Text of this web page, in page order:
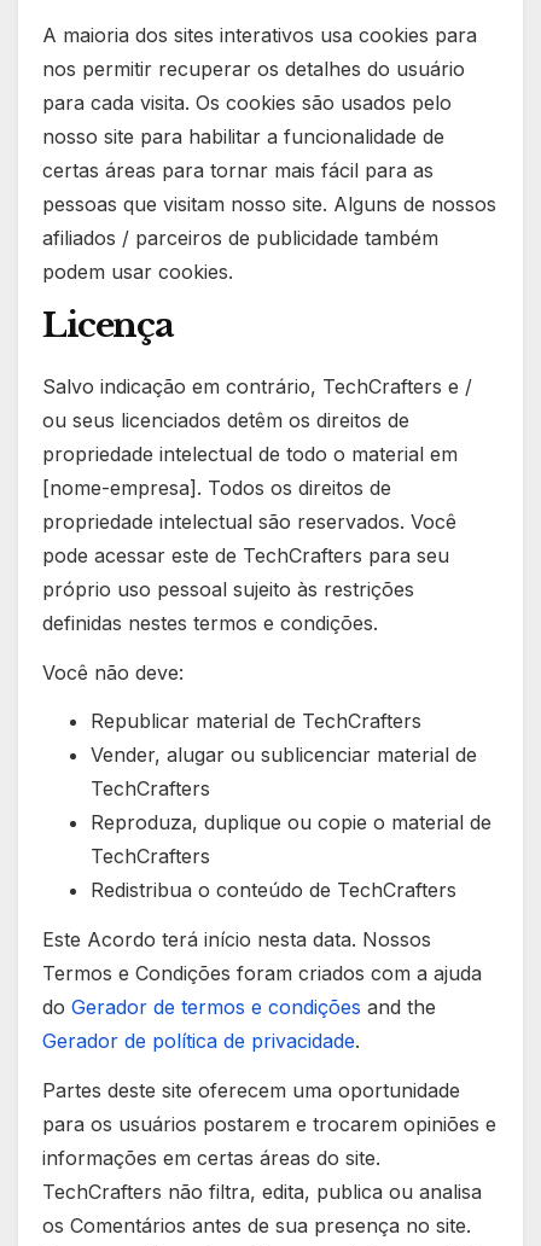
A maioria dos sites interativos usa cookies para
nos permitir recuperar os detalhes do usuário
para cada visita. Os cookies são usados pelo
nosso site para habilitar a funcionalidade de
certas áreas para tornar mais fácil para as
pessoas que visitam nosso site. Alguns de nossos
afiliados / parceiros de publicidade também
podem usar cookies.
Licença
Salvo indicação em contrário, TechCrafters e /
ou seus licenciados detêm os direitos de
propriedade intelectual de todo o material em
[nome-empresa]. Todos os direitos de
propriedade intelectual são reservados. Você
pode acessar este de TechCrafters para seu
próprio uso pessoal sujeito às restrições
definidas nestes termos e condições.
Você não deve:
Republicar material de TechCrafters
Vender, alugar ou sublicenciar material de
TechCrafters
Reproduza, duplique ou copie o material de
TechCrafters
Redistribua o conteúdo de TechCrafters
Este Acordo terá início nesta data. Nossos
Termos e Condições foram criados com a ajuda
do Gerador de termos e condições and the
Gerador de política de privacidade.
Partes deste site oferecem uma oportunidade
para os usuários postarem e trocarem opiniões e
informações em certas áreas do site.
TechCrafters não filtra, edita, publica ou analisa
os Comentários antes de sua presença no site.